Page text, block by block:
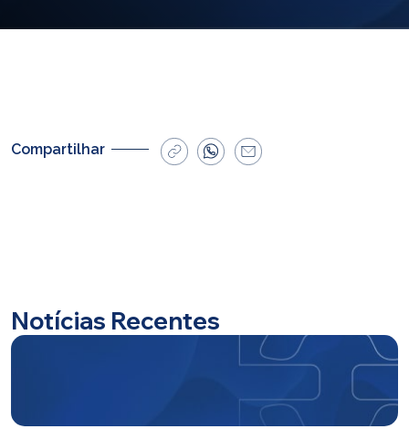
Compartilhar
Notícias Recentes